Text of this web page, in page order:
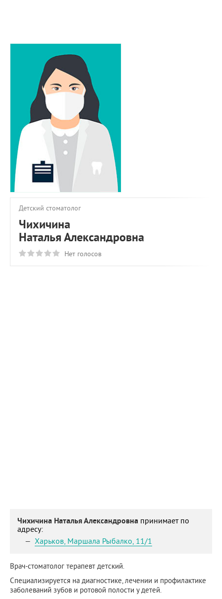
О ПРОЕКТЕ
ОБРАТНАЯ СВЯЗЬ
Детский стоматолог
Чихичина
Наталья Александровна
Нет голосов
Чихичина Наталья Александровна принимает по
адресу:
Харьков, Маршала Рыбалко, 11/1
Врач-стоматолог терапевт детский.
Специализируется на диагностике, лечении и профилактике
заболеваний зубов и ротовой полости у детей.